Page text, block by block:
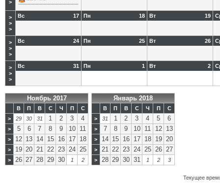
>
>
>
>
17
Вс 18
Пн 19
Вт
>
>
>
24
Вс 25
Пн 26
Вт
>
>
>
31
Вс 1
Пн 2
Вт
Ноябрь 2017
В П В С Ч П
С
>
29 30 31 1 2 3 4
> 5 6 7 8 9 10 11
> 12 13 14 15 16 17 18
> 19 20 21 22 23 24 25
> 26 27 28 29 30 1 2
Январь 2018
В П В С Ч П
С
>
31 1 2 3 4 5 6
> 7 8 9 10 11 12 13
> 14 15 16 17 18 19 20
> 21 22 23 24 25 26 27
> 28 29 30 31 1 2 3
Текущее